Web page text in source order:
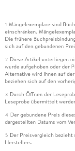
1 Mängelexemplare sind
einschränken.
Die frühere
sich auf den gebundenen
2 Diese Artikel unterliegen
wurde aufgehoben oder der
Alternative wird Ihnen auf
beziehen sich auf den
3 Durch Öffnen der
Leseprobe übermittelt
4 Der gebundene Preis
dargestellten Datums vom
5 Der Preisvergleich bezieht
Herstellers.